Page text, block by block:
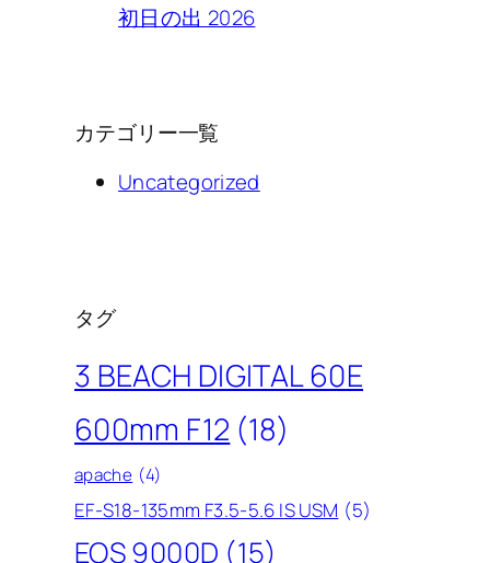
初日の出 2026
カテゴリー一覧
Uncategorized
タグ
3 BEACH DIGITAL 60E
600mm F12 (18)
apache (4)
EF-S18-135mm F3.5-5.6 IS USM (5)
EOS 9000D (15)